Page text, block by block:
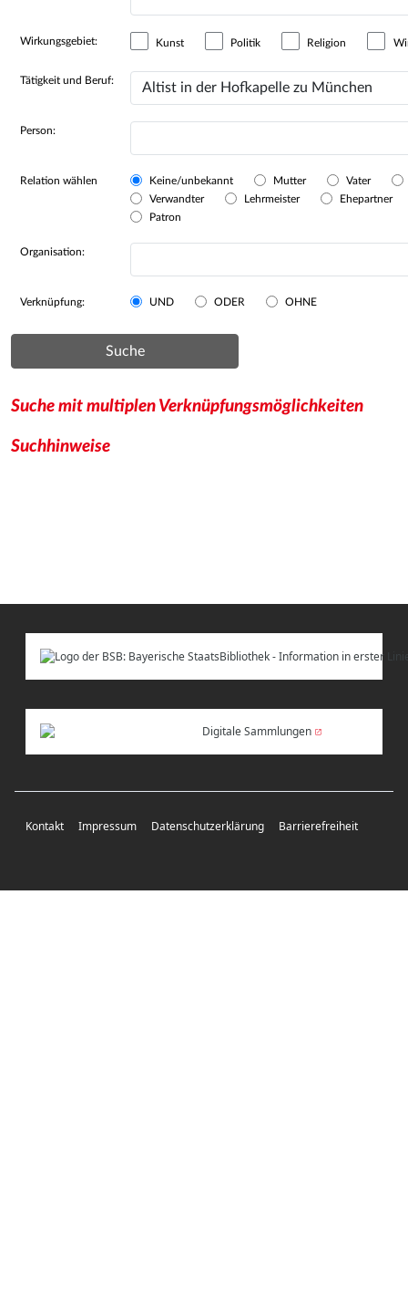
Wirkungsgebiet: Kunst Politik Religion
Tätigkeit und Beruf:
Person:
Relation wählen Keine/unbekannt Mutter
Vater
Verwandter
Lehrmeister
Ehepartner
Patron
Organisation:
Verknüpfung: UND ODER OHNE
Suche
Suche mit multiplen Verknüpfungsmöglichkeiten
Suchhinweise
Digitale Sammlungen
Kontakt Impressum Datenschutzerklärung Barrierefreiheit